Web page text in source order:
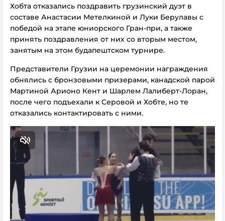
Хобта отказались поздравить грузинский дуэт в
составе Анастасии Метелкиной и Луки Берулавы с
победой на этапе юниорского Гран-при, а также
принять поздравления от них со вторым местом,
занятым на этом будапештском турнире.
Представители Грузии на церемонии награждения
обнялись с бронзовыми призерами, канадской парой
Мартиной Арионо Кент и Шарлем Лалиберт-Лоран,
после чего подъехали к Серовой и Хобте, но те
отказались контактировать с ними.